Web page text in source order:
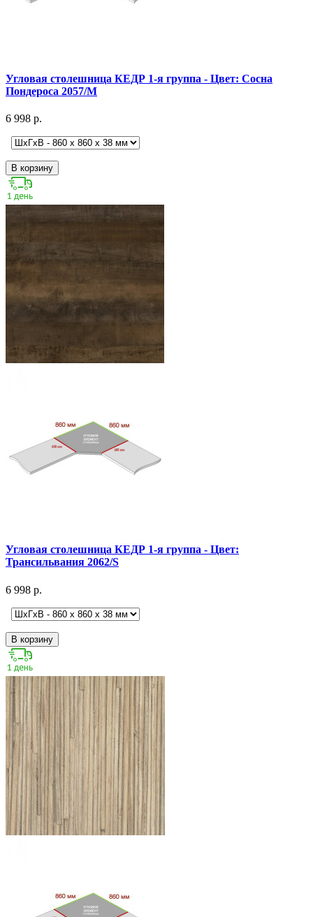
Угловая столешница КЕДР 1-я группа - Цвет: Сосна
Пондероса 2057/М
6 998 р.
В корзину
Угловая столешница КЕДР 1-я группа - Цвет:
Трансильвания 2062/S
6 998 р.
В корзину